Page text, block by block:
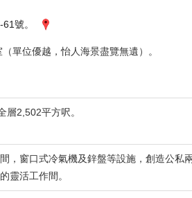
61號。
單位優越，怡人海景盡覽無遺）。
層2,502平方呎。
，窗口式冷氣機及鋅盤等設施，創造公私
靈活工作間。